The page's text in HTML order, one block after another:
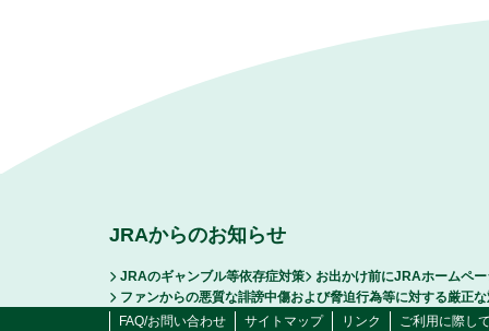
JRAからのお知らせ
JRAのギャンブル等依存症対策
お出かけ前にJRAホームペ
ファンからの悪質な誹謗中傷および脅迫行為等に対する厳正
FAQ/お問い合わせ
サイトマップ リンク ご利用に際し